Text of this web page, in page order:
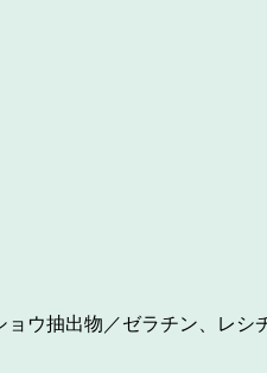
ウ抽出物／ゼラチン、レシ